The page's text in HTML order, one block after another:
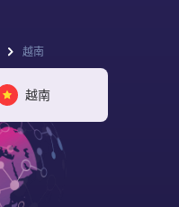
越南
越南